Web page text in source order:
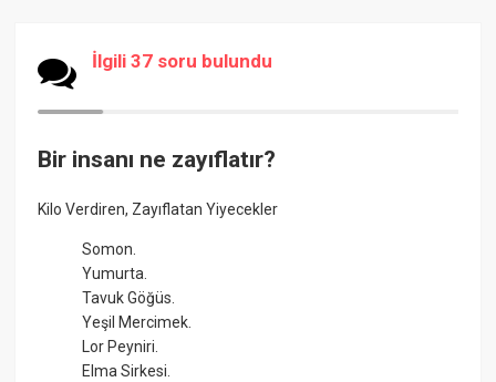
İlgili 37 soru bulundu
Bir insanı ne zayıflatır?
Kilo Verdiren, Zayıflatan Yiyecekler
Somon.
Yumurta.
Tavuk Göğüs.
Yeşil Mercimek.
Lor Peyniri.
Elma Sirkesi.